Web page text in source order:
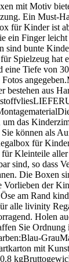
mit Motiv
Ein Must-
für Kinder ist
ein Finger
sind bunte
Spielzeug hat
eine Tiefe von
Fotos
bestehen aus
das
können als
für
Kleinteile
sind, so dass
Die Boxen
Vorlieben der
am Rand
alle livinity
Holen
Sie
mit